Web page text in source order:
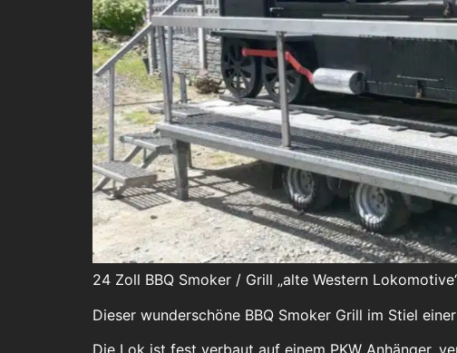
24 Zoll BBQ Smoker / Grill „alte Western
Dieser wunderschöne BBQ Smoker Grill im Stiel